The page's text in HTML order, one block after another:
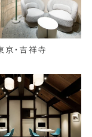
京・吉祥寺